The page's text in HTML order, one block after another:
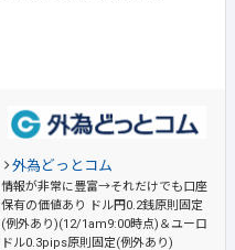
外為どっとコム
情報が非常に豊富→それだけでも口座
保有の価値あり
ドル円0.2銭原則固定
(例外あり)(12/1am9:00時点)＆ユーロ
ドル0.3pips原則固定(例外あり)